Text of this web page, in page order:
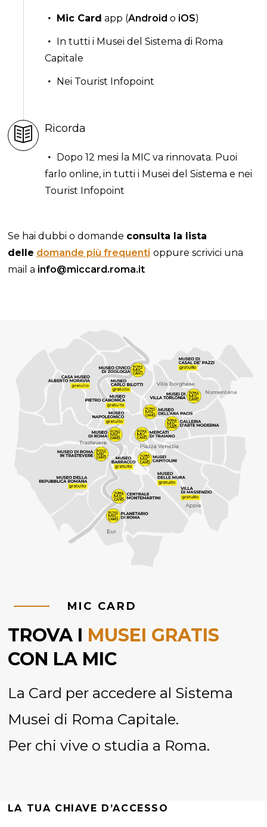
Mic Card app (Android o iOS)
In tutti i Musei del Sistema di Roma
Capitale
Nei Tourist Infopoint
Ricorda
Dopo 12 mesi la MIC va rinnovata. Puoi
farlo online, in tutti i Musei del Sistema e nei
Tourist Infopoint
Se hai dubbi o domande consulta la lista
delle domande più frequenti oppure scrivici una
mail a info@miccard.roma.it
MIC CARD
TROVA I MUSEI GRATIS
CON LA MIC
La Card per accedere al Sistema
Musei di Roma Capitale.
Per chi vive o studia a Roma.
LA TUA CHIAVE D’ACCESSO